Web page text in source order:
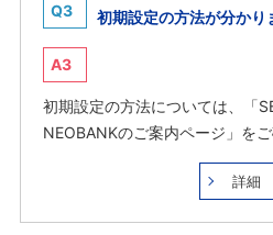
Q3 初期設定の方法が分かり
A3
初期設定の方法については、「
NEOBANKのご案内ページ」をご
詳細